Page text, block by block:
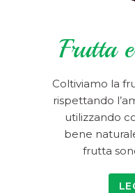
Frutta
Coltiviamo la
rispettando
utilizzando
bene
frutta